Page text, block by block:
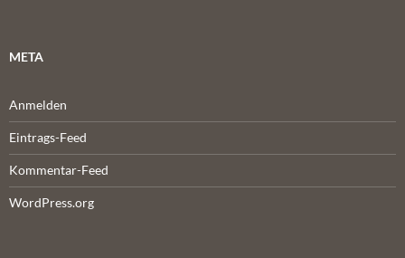
META
Anmelden
Eintrags-Feed
Kommentar-Feed
WordPress.org